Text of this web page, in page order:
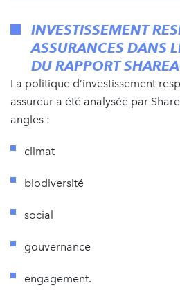
INVESTISSEMENT
ASSURANCES DANS
DU RAPPORT
La politique d’investissement
assureur a été analysée par
angles :
climat
biodiversité
social
gouvernance
engagement.